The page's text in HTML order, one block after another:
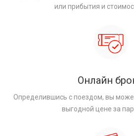
или прибытия и
Онлайн
Определившись с поездом, вы
выгодной цене за